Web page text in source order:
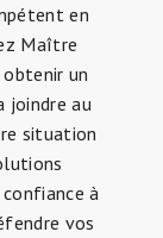
en
Maître
un
joindre au
situation
à
vos